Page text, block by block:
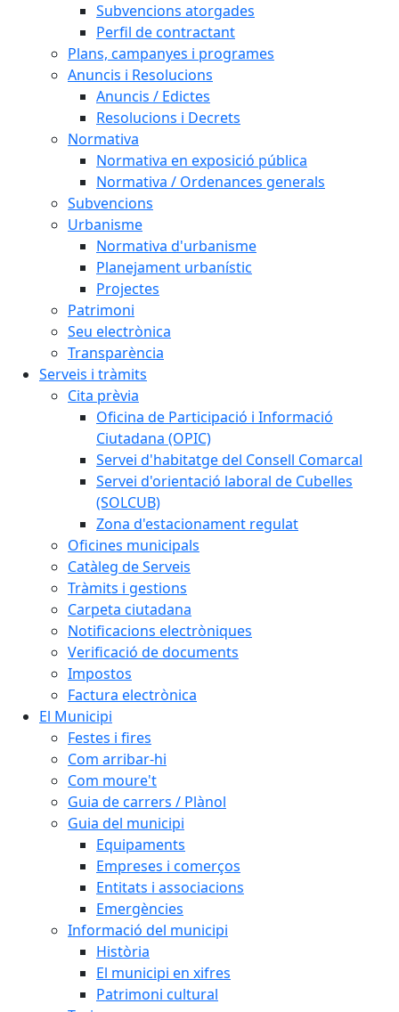
Subvencions atorgades
Perfil de contractant
Plans, campanyes i programes
Anuncis i Resolucions
Anuncis / Edictes
Resolucions i Decrets
Normativa
Normativa en exposició pública
Normativa / Ordenances generals
Subvencions
Urbanisme
Normativa d'urbanisme
Planejament urbanístic
Projectes
Patrimoni
Seu electrònica
Transparència
Serveis i tràmits
Cita prèvia
Oficina de Participació i Informació
Ciutadana (OPIC)
Servei d'habitatge del Consell Comarcal
Servei d'orientació laboral de Cubelles
(SOLCUB)
Zona d'estacionament regulat
Oficines municipals
Catàleg de Serveis
Tràmits i gestions
Carpeta ciutadana
Notificacions electròniques
Verificació de documents
Impostos
Factura electrònica
El Municipi
Festes i fires
Com arribar-hi
Com moure't
Guia de carrers / Plànol
Guia del municipi
Equipaments
Empreses i comerços
Entitats i associacions
Emergències
Informació del municipi
Història
El municipi en xifres
Patrimoni cultural